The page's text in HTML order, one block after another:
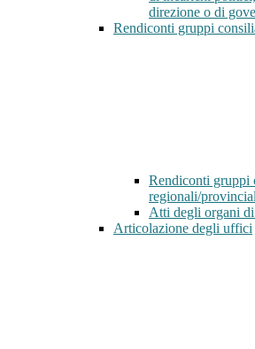
direzione o di
Rendiconti gruppi
Rendiconti gruppi
regionali/
Atti degli organi
Articolazione degli uffici